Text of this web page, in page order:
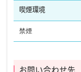
喫煙環境
禁煙